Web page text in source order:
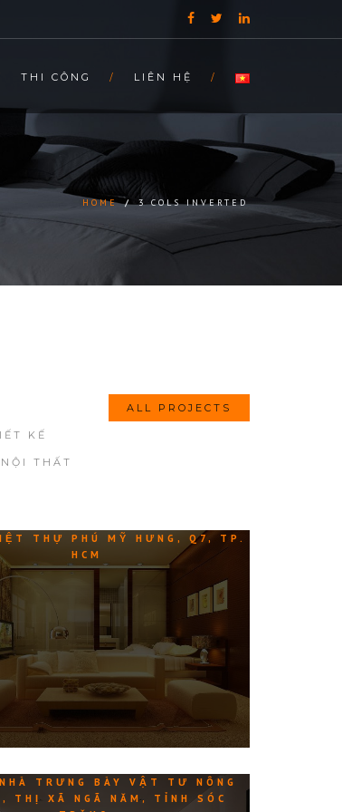
THI CÔNG LIÊN HỆ
HOME / 3 COLS INVERTED
ALL PROJECTS
KẾ
THẤT
THỰ PHÚ MỸ HƯNG, Q7, TP.
HCM
TRƯNG BÀY VẬT TƯ NÔNG
THỊ XÃ NGÃ NĂM, TỈNH SÓC